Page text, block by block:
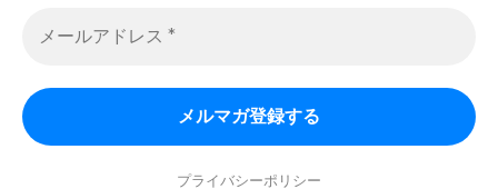
プライバシーポリシー
お年賀せんべい
お問い合わせ（個人のお客様専用）